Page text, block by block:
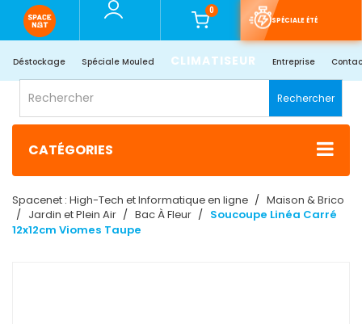
0
SPÉCIALE ÉTÉ
Déstockage Spéciale Mouled CLIMATISEUR Entreprise
Rechercher
CATÉGORIES
Spacenet : High-Tech et Informatique en ligne
Maison & Brico
Jardin et Plein Air
Bac À Fleur
Soucoupe Linéa Carré
12x12cm Viomes Taupe